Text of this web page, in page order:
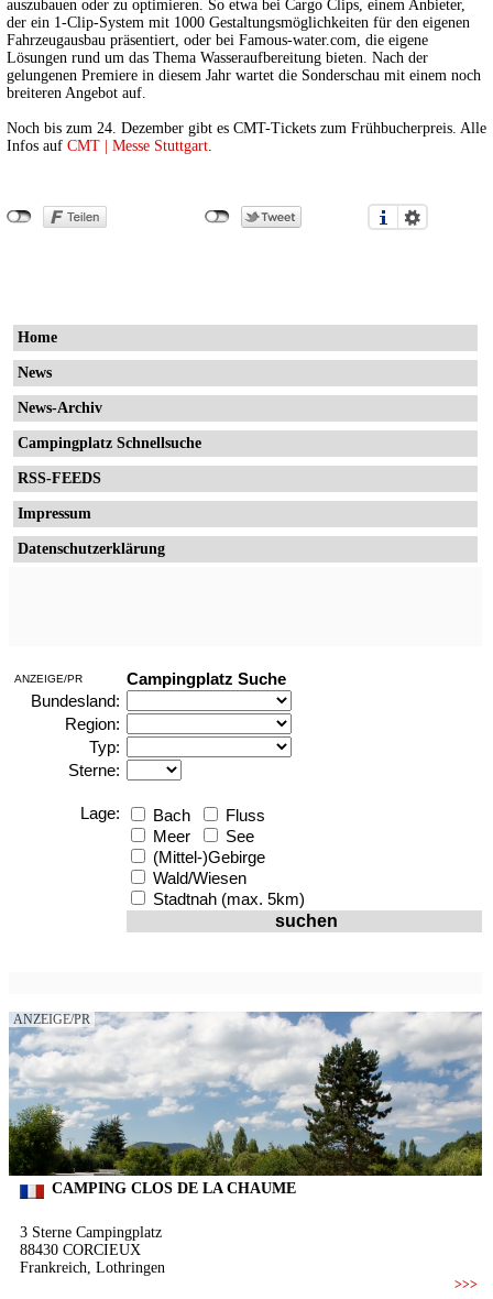
auszubauen oder zu optimieren. So etwa bei Cargo Clips, einem Anbieter,
der ein 1-Clip-System mit 1000 Gestaltungsmöglichkeiten für den eigenen
Fahrzeugausbau präsentiert, oder bei Famous-water.com, die eigene
Lösungen rund um das Thema Wasseraufbereitung bieten. Nach der
gelungenen Premiere in diesem Jahr wartet die Sonderschau mit einem noch
breiteren Angebot auf.
Noch bis zum 24. Dezember gibt es CMT-Tickets zum Frühbucherpreis. Alle
Infos auf CMT | Messe Stuttgart
Home
News
News-Archiv
Campingplatz Schnellsuche
RSS-FEEDS
Impressum
Datenschutzerklärung